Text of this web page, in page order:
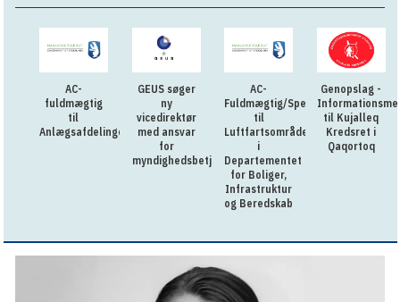
AC-
fuldmægtig
til
Anlægsafdelingen
GEUS søger
ny
vicedirektør
med ansvar
for
myndighedsbetjening
AC-
Fuldmægtig/Specialkonsulent
til
Luftfartsområdet
i
Departementet
for Boliger,
Infrastruktur
og Beredskab
Genopslag -
til Kujalleq
Kredsret i
Qaqortoq